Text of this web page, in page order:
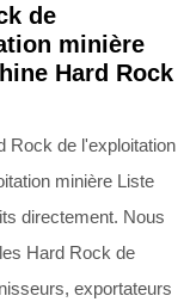
de
minière
Hard Rock
Rock de l'exploitation
minière Liste
directement. Nous
Hard Rock de
exportateurs